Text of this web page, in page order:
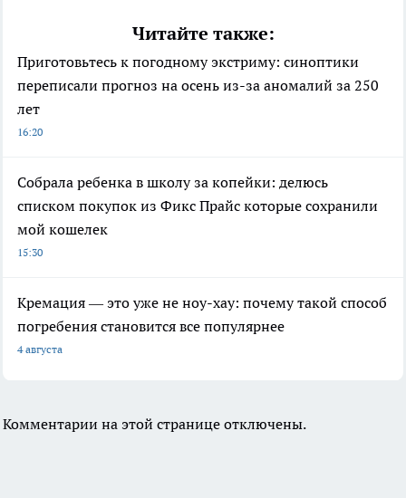
Читайте также:
Приготовьтесь к погодному экстриму: синоптики
переписали прогноз на осень из-за аномалий за 250
лет
16:20
Собрала ребенка в школу за копейки: делюсь
списком покупок из Фикс Прайс которые сохранили
мой кошелек
15:30
Кремация — это уже не ноу-хау: почему такой способ
погребения становится все популярнее
4 августа
Комментарии на этой странице отключены.